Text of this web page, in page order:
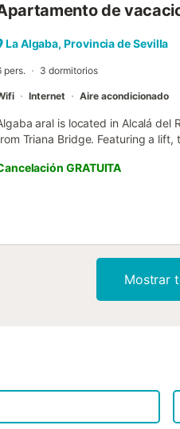
de
La Algaba, Provincia de Sevilla
pers. 3 dormitorios
Internet Aire acondicionado
aral is located in Alcalá del
Triana Bridge. Featuring a
GRATUITA
Mostrar